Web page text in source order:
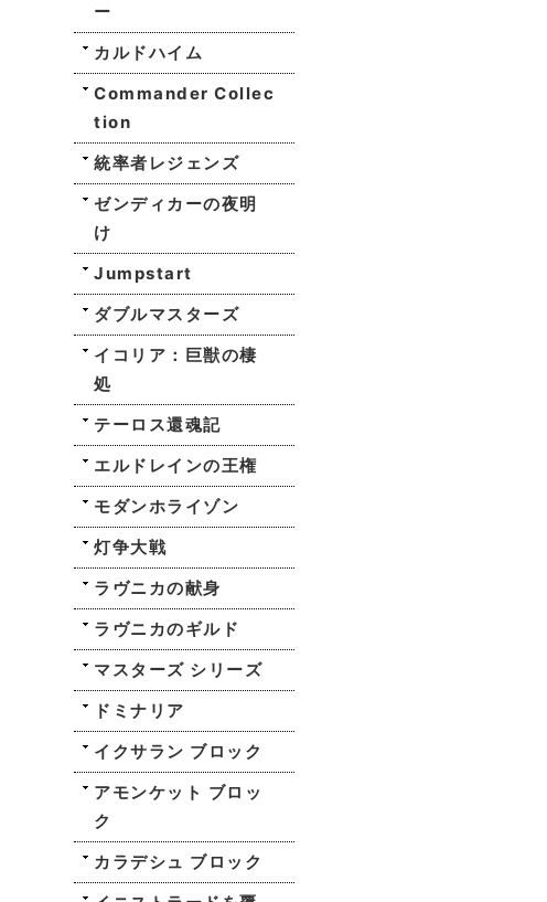
ー
カルドハイム
Commander Collec
tion
統率者レジェンズ
ゼンディカーの夜明
け
Jumpstart
ダブルマスターズ
イコリア：巨獣の棲
処
テーロス還魂記
エルドレインの王権
モダンホライゾン
灯争大戦
ラヴニカの献身
ラヴニカのギルド
マスターズ シリーズ
ドミナリア
イクサラン ブロック
アモンケット ブロッ
ク
カラデシュ ブロック